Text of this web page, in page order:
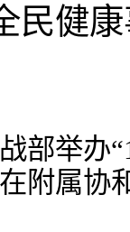
民健
部举办
附属协